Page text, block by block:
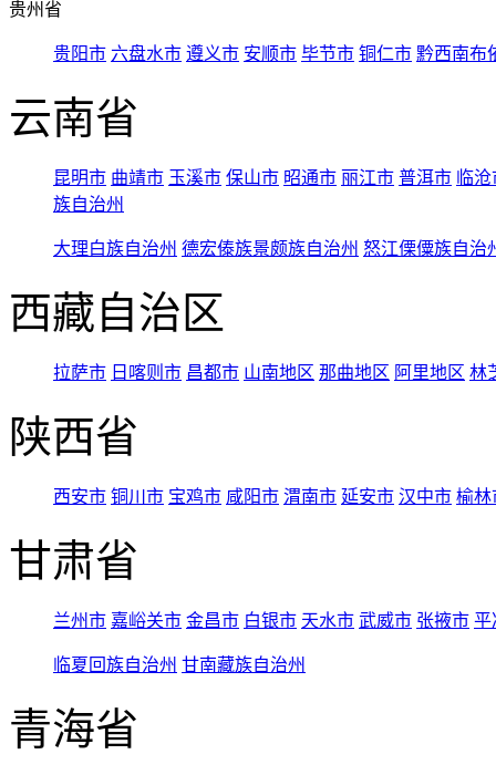
贵州省
贵阳市 六盘水市 遵义市 安顺市 毕节市 铜仁市 黔西南布
云南省
昆明市 曲靖市 玉溪市 保山市 昭通市 丽江市 普洱市 临
族自治州
大理白族自治州 德宏傣族景颇族自治州 怒江傈僳族自治
西藏自治区
拉萨市 日喀则市 昌都市 山南地区 那曲地区 阿里地区 林
陕西省
西安市 铜川市 宝鸡市 咸阳市 渭南市 延安市 汉中市 榆林
甘肃省
兰州市 嘉峪关市 金昌市 白银市 天水市 武威市 张掖市 平
临夏回族自治州 甘南藏族自治州
青海省